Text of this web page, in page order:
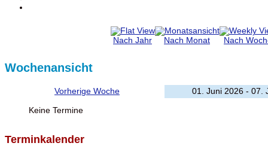
Nach Jahr Nach Monat Nach
Wochenansicht
Vorherige Woche 01. Juni 2026 - 07.
Keine Termine
Terminkalender